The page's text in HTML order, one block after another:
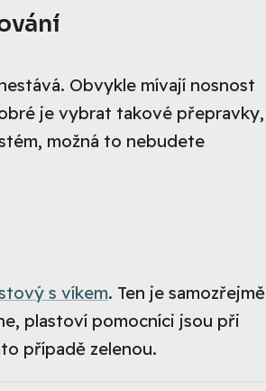
Obvykle mívají nosnost
je vybrat takové přepravky,
možná to nebudete
s víkem. Ten je samozřejmě
plastoví pomocníci jsou při
případě zelenou.